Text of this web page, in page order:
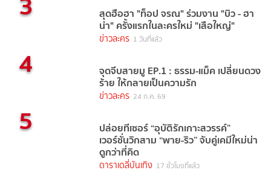
สุดฮือฮา "ท็อป จรณ" ร่วมงาน "บิว - ฮา
น่า" ครั้งแรกในละครใหม่ "เสือใหญ่"
ข่าวละคร 1 วันที่แล้ว
4 จุดจีบสายมู EP.1 : ธรรม-แม็ค เปลี่ยนดวง
ร้าย ให้กลายเป็นความรัก
ข่าวละคร 24 ก.ค. 69
5 ปล่อยทีเซอร์ “อุบัติรักเกาะสวรรค์”
เวอร์ชั่นวิกสาม “พาย-ริว” จับคู่เคมีใหม่น่า
ดูกว่าที่คิด
ดาราเดลี่บันเทิง 17 ชั่วโมงที่แล้ว